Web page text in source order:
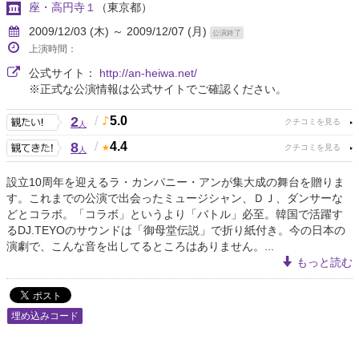
座・高円寺１
（東京都）
2009/12/03 (木) ～ 2009/12/07 (月)
公演終了
上演時間：
公式サイト： http://an-heiwa.net/
※正式な公演情報は公式サイトでご確認ください。
2人 / 5.0
8人 / 4.4
設立10周年を迎えるラ・カンパニー・アンが集大成の舞台を贈りま
す。これまでの公演で出会ったミュージシャン、ＤＪ、ダンサーな
どとコラボ。「コラボ」というより「バトル」必至。韓国で活躍す
るDJ.TEYOのサウンドは「御母堂伝説」で折り紙付き。今の日本の
演劇で、こんな音を出してるところはありません。...
もっと読む
埋め込みコード